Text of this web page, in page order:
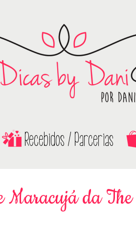
Recebidos / Parcerias
Maracujá da The